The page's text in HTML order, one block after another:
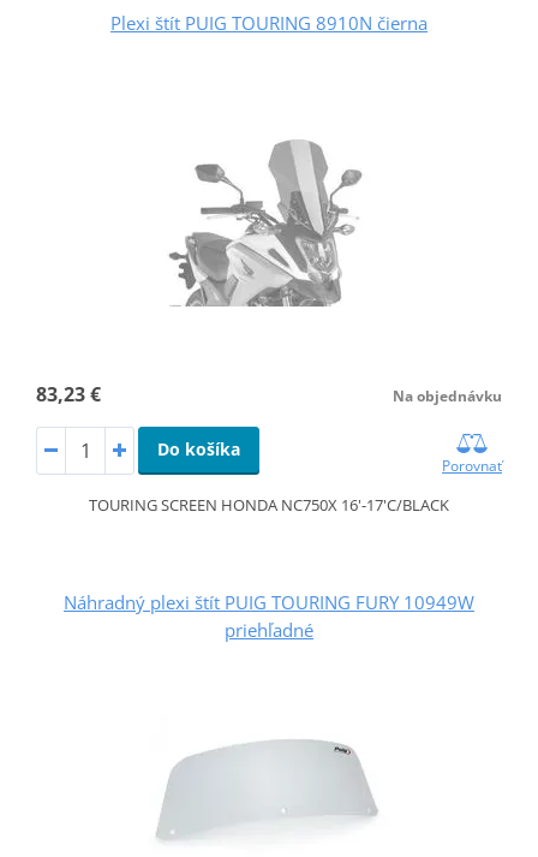
Plexi štít PUIG TOURING 8910N čierna
83,23 € Na objednávku
Do košíka
Porovnať
TOURING SCREEN HONDA NC750X 16'-17'C/BLACK
Náhradný plexi štít PUIG TOURING FURY 10949W
priehľadné